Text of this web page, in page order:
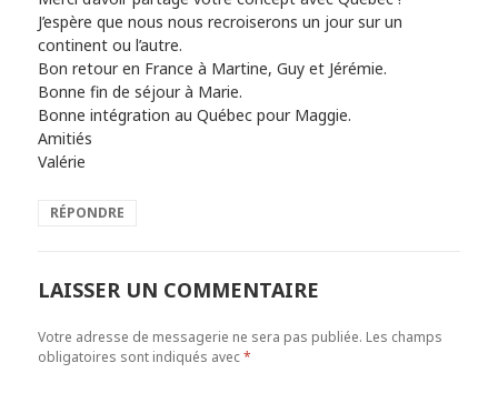
J’espère que nous nous recroiserons un jour sur un
continent ou l’autre.
Bon retour en France à Martine, Guy et Jérémie.
Bonne fin de séjour à Marie.
Bonne intégration au Québec pour Maggie.
Amitiés
Valérie
RÉPONDRE
LAISSER UN COMMENTAIRE
Votre adresse de messagerie ne sera pas publiée. Les champs
obligatoires sont indiqués avec*